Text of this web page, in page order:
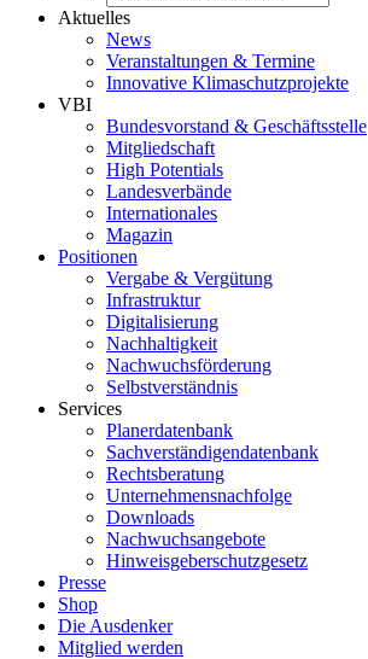
Aktuelles
News
Veranstaltungen & Termine
Innovative Klimaschutzprojekte
VBI
Bundesvorstand & Geschäftsstelle
Mitgliedschaft
High Potentials
Landesverbände
Internationales
Magazin
Positionen
Vergabe & Vergütung
Infrastruktur
Digitalisierung
Nachhaltigkeit
Nachwuchsförderung
Selbstverständnis
Services
Planerdatenbank
Sachverständigendatenbank
Rechtsberatung
Unternehmensnachfolge
Downloads
Nachwuchsangebote
Hinweisgeberschutzgesetz
Presse
Shop
Die Ausdenker
Mitglied werden